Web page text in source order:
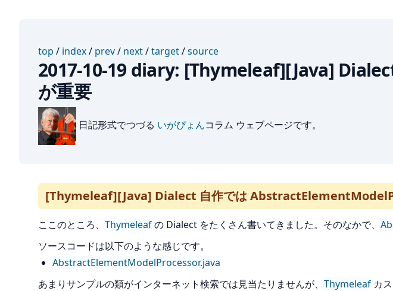
top / index/ prev/ next/target/source
2017-10-19 diary: [Thymeleaf][Java]
が重要
日記形式でつづる いがぴょんコラム ウェブページです。
[Thymeleaf][Java] Dialect 自作では
ここのところ、 Thymeleafの Dialect をたくさん書いてきました。そのなかで、
ソースコードは以下のような感じです。
AbstractElementModelProcessor.java
あまりサンプルの類がインターネット検索では見当たりませんが、 Thymeleaf カ